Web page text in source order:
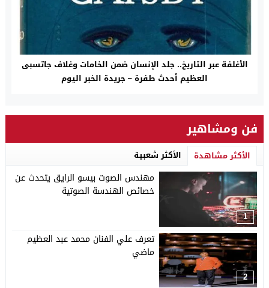
الأغلفة عبر التاريخ.. جلد الإنسان ضمن الخامات وغلاف جاتسبى
العظيم أحدث طفرة – جريدة الخبر اليوم
فن ومشاهير
الأكثر مشاهدة الأكثر شعبية
1
مهندس الصوت بيسو الرايق يتحدث عن
خصائص الهندسة الصوتية
2
تعرف علي الفنان محمد عبد العظيم
ماضي